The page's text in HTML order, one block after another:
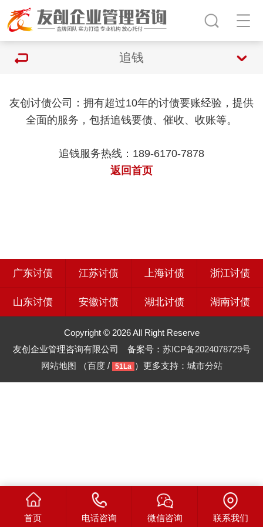
追钱
友创讨债公司：拥有超过10年的讨债要账经验，提供
全面的服务，包括追钱要债、催收、收账等。
追钱服务热线：189-6170-7878
返回首页
广东讨债 江苏讨债 上海讨债 浙江讨债
山东讨债 安徽讨债 湖北讨债 湖南讨债
Copyright © 2026 All Right Reserve
友创企业管理咨询有限公司 备案号： 苏ICP备2024078729号
网站地图 （百度/ 51La ）更多支持： 城市分站
首页 电话咨询 微信咨询 联系我们